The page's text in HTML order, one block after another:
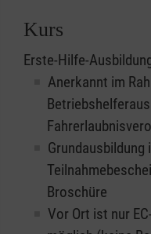
Kurs
Erste-Hilfe-
Anerkannt im
Broschüre
Vor Ort ist nur